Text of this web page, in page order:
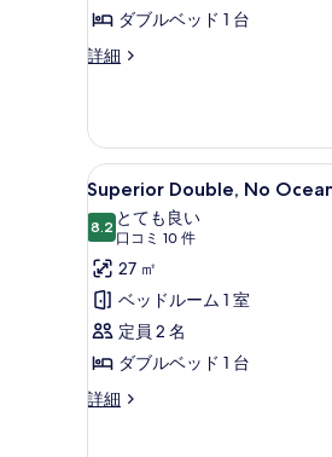
の
写
表
示
す
る
ダブルベッド 1 台
詳細
Gorgeous
詳
細
Superior
Double,
No
Ocean
view
の
す
べ
て
10
Superior Double, No
8.210 点中 8.2
とても良い
口コミ 10 件
(口
コ
ミ
10
件)
27 ㎡
ベッドルーム 1 室
定員 2 名
ダブルベッド 1 台
詳細
Superior